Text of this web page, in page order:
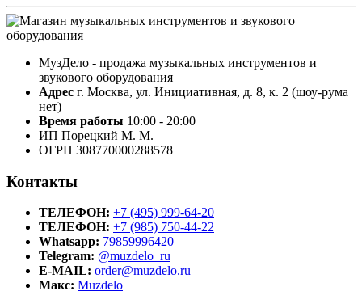
МузДело - продажа музыкальных инструментов и
звукового оборудования
Адрес г. Москва, ул. Инициативная, д. 8, к. 2 (шоу-рума
нет)
Время работы 10:00 - 20:00
ИП Порецкий М. М.
ОГРН 308770000288578
Контакты
ТЕЛЕФОН: +7 (495) 999-64-20
ТЕЛЕФОН: +7 (985) 750-44-22
Whatsapp: 79859996420
Telegram: @muzdelo_ru
E-MAIL: order@muzdelo.ru
Макс: Muzdelo